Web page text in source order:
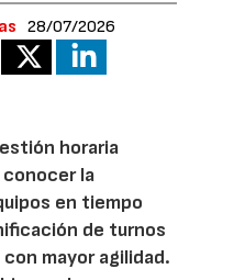
28/07/2026
horaria
la
en tiempo
de turnos
mayor agilidad.